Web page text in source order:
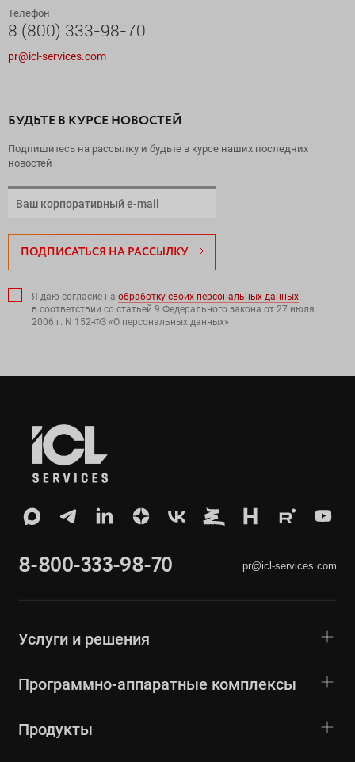
Телефон
8 (800) 333-98-70
pr@icl-services.com
БУДЬТЕ В КУРСЕ НОВОСТЕЙ
Подпишитесь на рассылку и будьте в курсе наших последних
новостей
ПОДПИСАТЬСЯ НА РАССЫЛКУ
Я даю согласие на обработку своих персональных данных
в соответствии со статьей 9 Федерального закона от 27 июля
2006 г. N 152-ФЗ «О персональных данных»
8-800-333-98-70 pr@icl-services.com
Услуги и решения
Программно-аппаратные комплексы
Продукты